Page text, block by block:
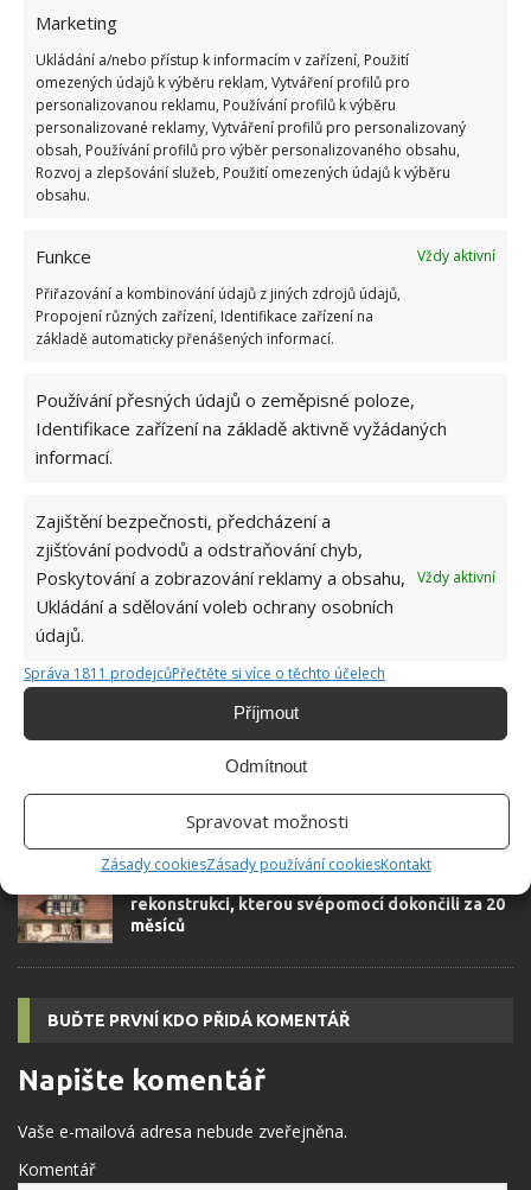
Marketing
Ukládání a/nebo přístup k informacím v zařízení, Použití
omezených údajů k výběru reklam, Vytváření profilů pro
personalizovanou reklamu, Používání profilů k výběru
personalizované reklamy, Vytváření profilů pro personalizovaný
obsah, Používání profilů pro výběr personalizovaného obsahu,
Rozvoj a zlepšování služeb, Použití omezených údajů k výběru
obsahu.
Funkce
Vždy aktivní
Přiřazování a kombinování údajů z jiných zdrojů údajů,
Propojení různých zařízení, Identifikace zařízení na
základě automaticky přenášených informací.
Používání přesných údajů o zeměpisné poloze,
Identifikace zařízení na základě aktivně vyžádaných
informací.
Zajištění bezpečnosti, předcházení a
zjišťování podvodů a odstraňování chyb,
Poskytování a zobrazování reklamy a obsahu,
Ukládání a sdělování voleb ochrany osobních
údajů.
Vždy aktivní
Správa 1811 prodejcůPřečtěte si více o těchto účelech
Příjmout
Odmítnout
Spravovat možnosti
Zásady cookiesZásady používání cookiesKontakt
NÁLEZ REKONSTRUKCE
Přidejte svůj názor
KOMENTOVAT
Do redakce Bydlimeutulne.cz se
přidala během svých studií a práce
rozhodla zůstat. Její v...[Více o
autorovi]
SOUVISEJÍCÍ ČLÁNKY
stylem, který mezi odborníky vyvolal vlnu
nadšení
Starý zarostlý dům prošel kompletní
rekonstrukci, kterou svépomocí dokončili za 20
měsíců
BUĎTE PRVNÍ KDO PŘIDÁ KOMENTÁŘ
Napište komentář
Vaše e-mailová adresa nebude zveřejněna.
Komentář